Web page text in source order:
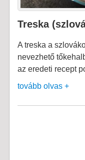
Treska
A treska a
nevezhető
az eredeti recept
tovább olvas +